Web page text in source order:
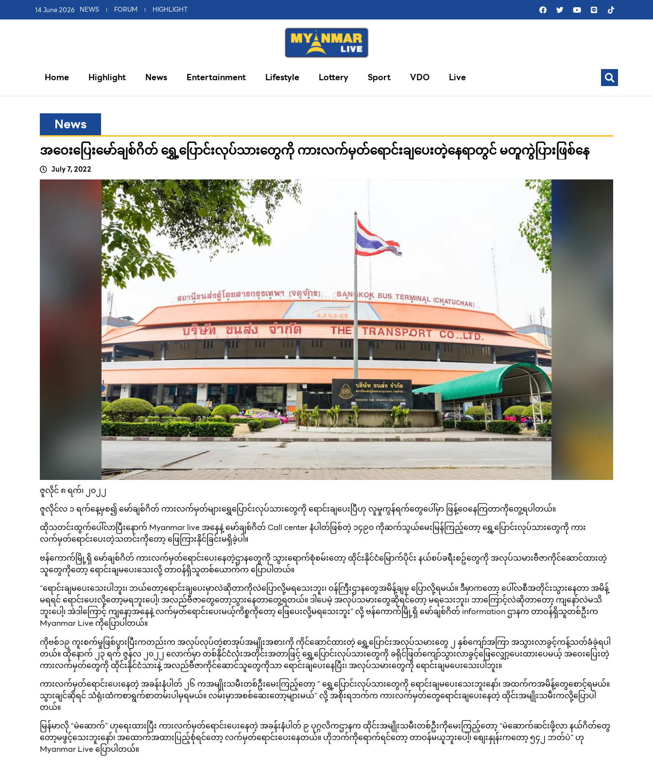
14 June 2026 NEWS FORUM HIGHLIGHT
Home Highlight News Entertainment Lifestyle Lottery Sport VDO Live
News
အဝေးပြေးမော်ချစ်ဂိတ် ရွှေ့ပြောင်းလုပ်သားတွေကို ကားလက်မှတ်ရောင်းချပေးတဲ့နေရာတွင် မတူကွဲပြားဖြစ်နေ
July 7, 2022
ဇူလိုင် ၈ ရက်၊ ၂၀၂၂
ဇူလိုင်လ ၁ ရက်နေ့မှစ၍ မော်ချစ်ဂိတ် ကားလက်မှတ်များရွှေပြောင်းလုပ်သားတွေကို ရောင်းချပေးပြီဟု လူမှုကွန်ရက်တွေပေါ်မှာ ဖြန့်ဝေနေကြတာကိုတွေ့ရပါတယ်။
ထိုသတင်းထွက်ပေါ်လာပြီးနောက် Myanmar live အနေနဲ့ မော်ချစ်ဂိတ် Call center နံပါတ်ဖြစ်တဲ့ ၁၄၉၀ ကိုဆက်သွယ်မေးမြန်ကြည့်တော့ ရွှေ့ပြောင်းလုပ်သားတွေကို ကား
လက်မှတ်ရောင်းပေးတဲ့သတင်းကိုတော့ ဖြေကြားနိုင်ခြင်းမရှိခဲ့ပါ။
ဗန်ကောက်မြို့ရှိ မော်ချစ်ဂိတ် ကားလက်မှတ်ရောင်းပေးနေတဲ့ဌာနတွေကို သွားရောက်စုံစမ်းတော့ ထိုင်းနိုင်ငံမြောက်ပိုင်း နယ်စပ်ခရီးစဥ်တွေကို အလုပ်သမားဗီဇာကိုင်ဆောင်ထားတဲ့
သူတွေကိုတော့ ရောင်းချမပေးသေးလို့ တာဝန်ရှိသူတစ်ယောက်က ပြောပါတယ်။
“ရောင်းချမပေးသေးပါဘူး၊ ဘယ်တော့ရောင်းချပေးမှာလဲဆိုတာကိုလဲပြောလို့မရသေးဘူး၊ ဝန်ကြီးဌာနတွေအမိန့်ချမှ ပြောလို့ရမယ်။ ဒီမှာကတော့ ပေါ်လစီအတိုင်းသွားနေတာ အမိန့်
မရရင် ရောင်းပေးလို့တော့မရဘူးပေါ့၊ အလည်ဗီဇာတွေတော့သွားနေတာတွေ့ရတယ်။ ဒါပေမဲ့ အလုပ်သမားတွေဆိုရင်တော့ မရသေးဘူး၊ ဘာကြောင့်လဲဆိုတာတော့ ကျနော်လဲမသိ
ဘူးပေါ့၊ အဲဒါကြောင့် ကျနော့အနေနဲ့ လက်မှတ်ရောင်းပေးမယ့်ကိစ္စကိုတော့ ဖြေပေးလို့မရသေးဘူး” လို့ ဗန်ကောက်မြို့ရှိ မော်ချစ်ဂိတ် information ဌာနက တာဝန်ရှိသူတစ်ဦးက
Myanmar Live ကိုပြောပါတယ်။
ကိုဗစ်၁၉ ကူးစက်မှုဖြစ်ပွားပြီးကတည်းက အလုပ်လုပ်တဲ့စာအုပ်အမျိုးအစားကို ကိုင်ဆောင်ထားတဲ့ ရွှေ့ပြောင်းအလုပ်သမားတွေ ၂ နှစ်ကျော်အကြာ အသွားလာခွင့်ကန့်သတ်ခံခဲ့ရပါ
တယ်။ ထိုနောက် ၂၃ ရက် ဇွန်လ ၂၀၂၂ လောက်မှာ တစ်နိုင်ငံလုံးအတိုင်းအတာဖြင့် ရွှေ့ပြောင်းလုပ်သားတွေကို ခရိုင်ဖြတ်ကျော်သွားလာခွင့်ဖြေလျှော့ပေးထားပေမယ့် အဝေးပြေးတဲ့
ကားလက်မှတ်တွေကို ထိုင်းနိုင်ငံသားနဲ့ အလည်ဗီဇာကိုင်ဆောင်သူတွေကိုသာ ရောင်းချပေးနေပြီး၊ အလုပ်သမားတွေကို ရောင်းချမပေးသေးပါဘူး။
ကားလက်မှတ်ရောင်းပေးနေတဲ့ အခန်းနံပါတ် ၂၆ ကအမျိုးသမီးတစ်ဦးမေးကြည့်တော့ ” ရွှေ့ပြောင်းလုပ်သားတွေကို ရောင်းချမပေးသေးဘူးနော်၊ အထက်ကအမိန့်တွေစောင့်ရမယ်။
သွားချင်ဆိုရင် သံရုံးထံကစာရွက်စာတမ်းပါမှရမယ်။ လမ်းမှာအစစ်ဆေးတော့များမယ်” လို့ အစိုးရဘက်က ကားလက်မှတ်တွေရောင်းချပေးနေတဲ့ ထိုင်းအမျိုးသမီးကလို့ပြောပါ
တယ်။
မြန်မာလို “မဲဆောက်” ဟုရေးထားပြီး ကားလက်မှတ်ရောင်းပေးနေတဲ့ အခန်းနံပါတ် ၉ ပုဂ္ဂလိကဌာနက ထိုင်းအမျိုးသမီးတစ်ဦးကိုမေးကြည့်တော့ “မဲဆောက်ဆင်းဖို့လာ နယ်ဂိတ်တွေ
တော့မဖွင့်သေးဘူးနော်၊ အထောက်အထားပြည့်စုံရင်တော့ လက်မှတ်ရောင်းပေးနေတယ်။ ဟိုဘက်ကိုရောက်ရင်တော့ တာဝန်မယူဘူးပေါ့၊ စျေးနှုန်းကတော့ ၅၄၂ ဘတ်ပဲ” ဟု
Myanmar Live ပြောပါတယ်။